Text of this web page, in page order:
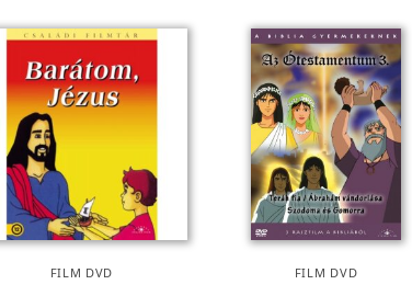
FILM DVD FILM DVD